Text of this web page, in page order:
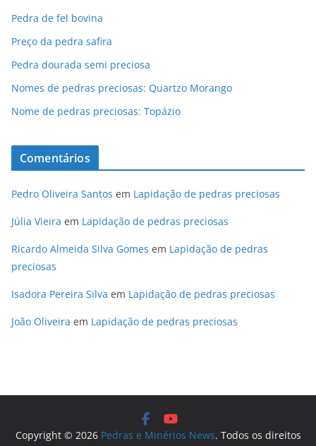
Pedra de fel bovina
Preço da pedra safira
Pedra dourada semi preciosa
Nomes de pedras preciosas: Quartzo Morango
Nome de pedras preciosas: Topázio
Comentários
Pedro Oliveira Santos em Lapidação de pedras preciosas
Júlia Vieira em Lapidação de pedras preciosas
Ricardo Almeida Silva Gomes em Lapidação de pedras
preciosas
Isadora Pereira Silva em Lapidação de pedras preciosas
João Oliveira em Lapidação de pedras preciosas
Copyright © 2026 Pedras e Minérios News. Todos os direitos